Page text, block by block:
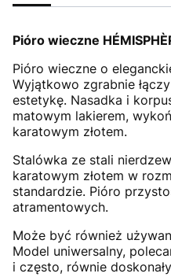
Pióro wieczne
Pióro wieczne o
Wyjątkowo zgrabnie
estetykę. Nasadka i
matowym lakierem,
karatowym złotem.
Stalówka ze stali
karatowym złotem w
standardzie. Pióro
atramentowych.
Może być również
Model uniwersalny,
i często, równie